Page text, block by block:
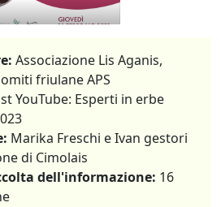
Associazione Lis Aganis,
friulane APS
YouTube: Esperti in erbe
Marika Freschi e Ivan gestori
di Cimolais
dell'informazione: 16